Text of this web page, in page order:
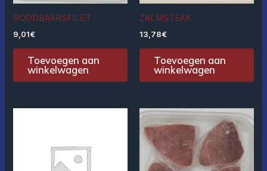
ROODBAARSFILET
9,01€
Toevoegen aan
winkelwagen
ZALMSTEAK
13,78€
Toevoegen aan
winkelwagen